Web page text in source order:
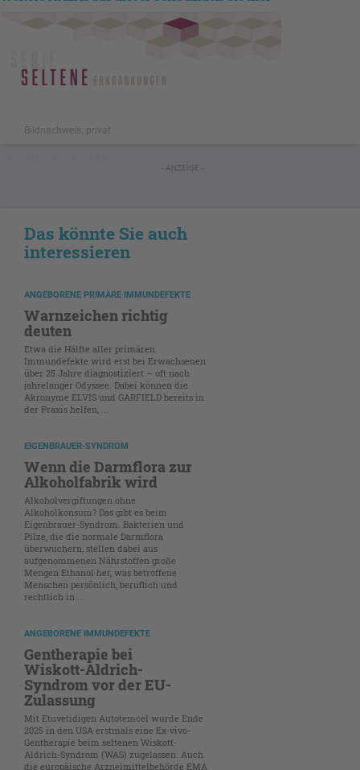
Bildnachweis: privat
- ANZEIGE -
Das könnte Sie auch
interessieren
ANGEBORENE PRIMÄRE IMMUNDEFEKTE
Warnzeichen richtig
deuten
Etwa die Hälfte aller primären
Immundefekte wird erst bei Erwachsenen
über 25 Jahre diagnostiziert – oft nach
jahrelanger Odyssee. Dabei können die
Akronyme ELVIS und GARFIELD bereits in
der Praxis helfen, ...
EIGENBRAUER-SYNDROM
Wenn die Darmflora zur
Alkoholfabrik wird
Alkoholvergiftungen ohne
Alkoholkonsum? Das gibt es beim
Eigenbrauer-Syndrom. Bakterien und
Pilze, die die normale Darmflora
überwuchern, stellen dabei aus
aufgenommenen Nährstoffen große
Mengen Ethanol her, was betroffene
Menschen persönlich, beruflich und
rechtlich in ...
ANGEBORENE IMMUNDEFEKTE
Gentherapie bei
Wiskott-Aldrich-
Syndrom vor der EU-
Zulassung
Mit Etuvetidigen Autotemcel wurde Ende
2025 in den USA erstmals eine Ex-vivo-
Gentherapie beim seltenen Wiskott-
Aldrich-Syndrom (WAS) zugelassen. Auch
die europäische Arzneimittelbehörde EMA